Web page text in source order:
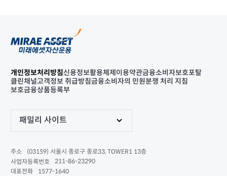
개인정보처리방침신용정보활용체제 이용약관금융소비자보호포탈
클린채널고객정보 취급방침금융소비자의 민원분쟁 처리 지침
보호금융상품등록부
패밀리 사이트
주소
(03159) 서울시 종로구 종로33, TOWER1 13층
사업자등록번호
211-86-23290
대표전화
1577-1640